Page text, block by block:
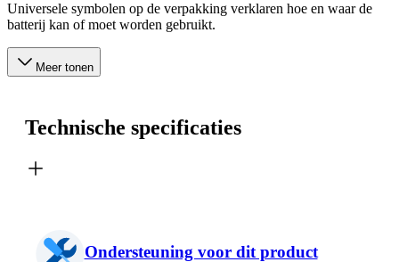
Universele symbolen op de verpakking verklaren hoe en waar de
batterij kan of moet worden gebruikt.
Meer tonen
Technische specificaties
Ondersteuning voor dit product